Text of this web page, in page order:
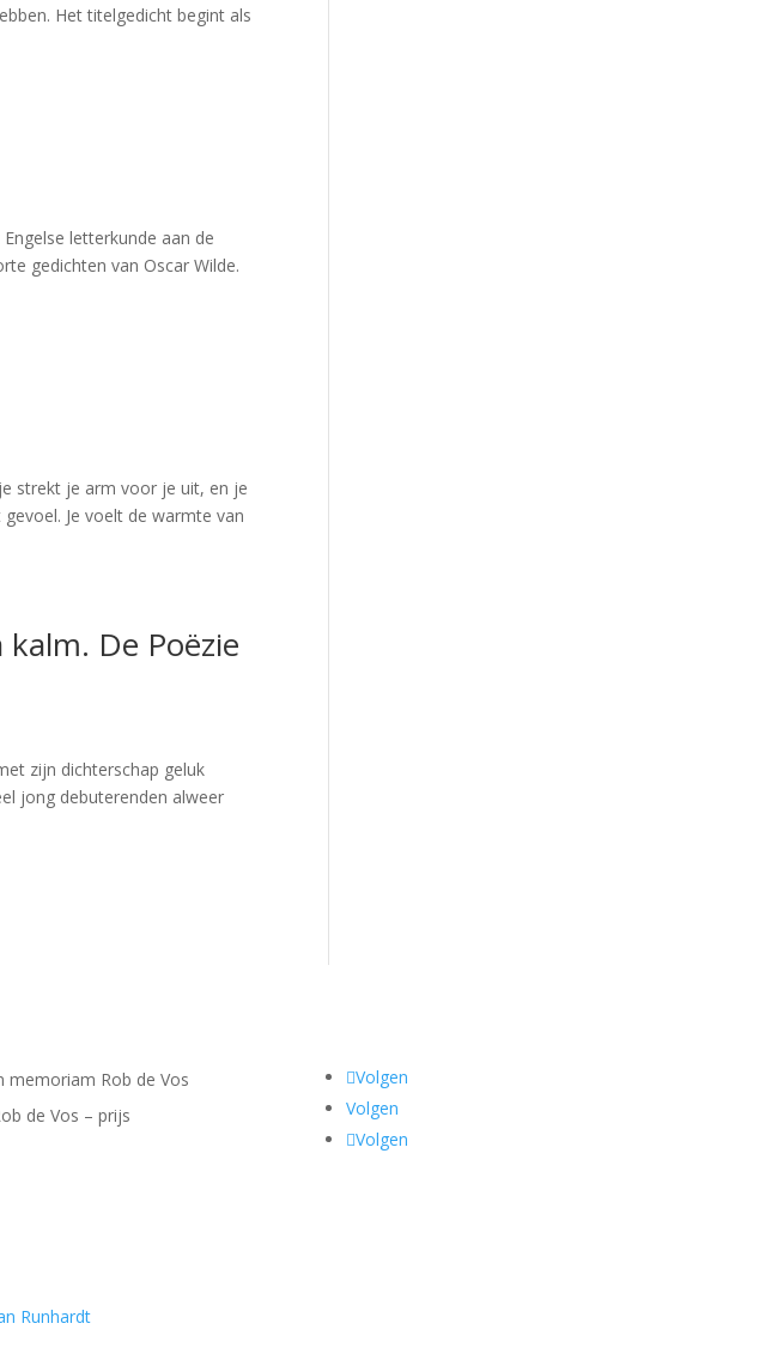
Het titelgedicht begint als
letterkunde aan de
gedichten van Oscar Wilde.
strekt je arm voor je uit, en je
Je voelt de warmte van
De Poëzie
zijn dichterschap geluk
jong debuterenden alweer
memoriam Rob de Vos
de Vos – prijs
Volgen
Volgen
Volgen
Runhardt